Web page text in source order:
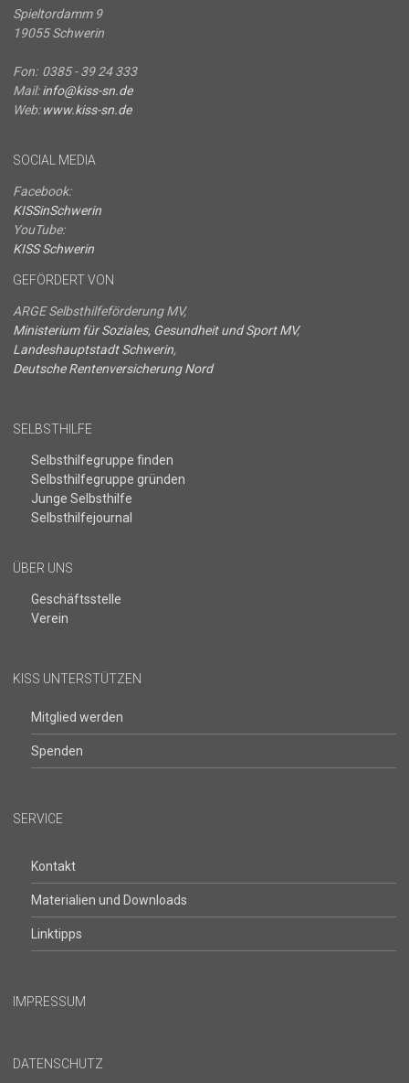
Spieltordamm 9
19055 Schwerin
Fon: 0385 - 39 24 333
Mail: info@kiss-sn.de
Web: www.kiss-sn.de
SOCIAL MEDIA
Facebook:
KISSinSchwerin
YouTube:
KISS Schwerin
GEFÖRDERT VON
ARGE Selbsthilfeförderung MV,
Ministerium für Soziales, Gesundheit und Sport MV,
Landeshauptstadt Schwerin,
Deutsche Rentenversicherung Nord
SELBSTHILFE
Selbsthilfegruppe finden
Selbsthilfegruppe gründen
Junge Selbsthilfe
Selbsthilfejournal
ÜBER UNS
Geschäftsstelle
Verein
KISS UNTERSTÜTZEN
Mitglied werden
Spenden
SERVICE
Kontakt
Materialien und Downloads
Linktipps
IMPRESSUM
DATENSCHUTZ